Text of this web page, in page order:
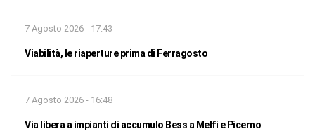
7 Agosto 2026 - 17:43
Viabilità, le riaperture prima di Ferragosto
7 Agosto 2026 - 16:48
Via libera a impianti di accumulo Bess a Melfi e Picerno